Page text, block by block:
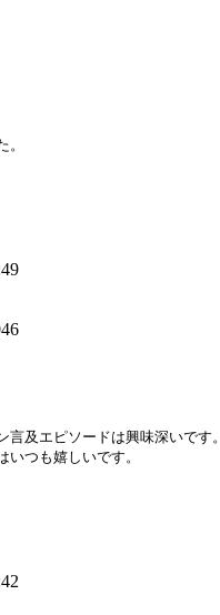
。
言及エピソードは興味深いです。
いつも嬉しいです。